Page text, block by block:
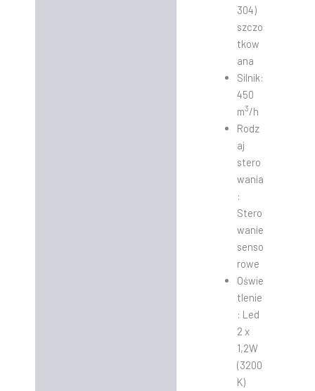
304)
szczo
tkow
ana
Silnik:
450
m3/h
Rodz
aj
stero
wania
:
Stero
wanie
senso
rowe
Oświe
tlenie
: Led
2 x
1,2W
(3200
K)